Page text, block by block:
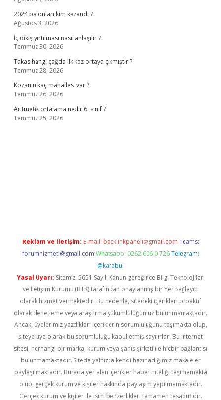
2024 balonları kim kazandı ?
Ağustos 3, 2026
İç dikiş yırtılması nasıl anlaşılır ?
Temmuz 30, 2026
Takas hangi çağda ilk kez ortaya çıkmıştır ?
Temmuz 28, 2026
Kozanın kaç mahallesi var ?
Temmuz 26, 2026
Aritmetik ortalama nedir 6. sınıf ?
Temmuz 25, 2026
Reklam ve İletişim: E-mail: backlinkpaneli@gmail.com Teams:
forumhizmeti@gmail.com Whatsapp: 0262 606 0 726 Telegram:
@karabul
Yasal Uyarı: Sitemiz, 5651 Sayılı Kanun gereğince Bilgi Teknolojileri
ve İletişim Kurumu (BTK) tarafından onaylanmış bir Yer Sağlayıcı
olarak hizmet vermektedir. Bu nedenle, sitedeki içerikleri proaktif
olarak denetleme veya araştırma yükümlülüğümüz bulunmamaktadır.
Ancak, üyelerimiz yazdıkları içeriklerin sorumluluğunu taşımakta olup,
siteye üye olarak bu sorumluluğu kabul etmiş sayılırlar. Bu internet
sitesi, herhangi bir marka, kurum veya şahıs şirketi ile hiçbir bağlantısı
bulunmamaktadır. Sitede yalnızca kendi hazırladığımız makaleler
paylaşılmaktadır. Burada yer alan içerikler haber niteliği taşımamakta
olup, gerçek kurum ve kişiler hakkında paylaşım yapılmamaktadır.
Gerçek kurum ve kişiler ile isim benzerlikleri tamamen tesadüfidir.